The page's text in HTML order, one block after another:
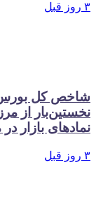
۳ روز قبل
نمادهای بازار
۳ روز قبل